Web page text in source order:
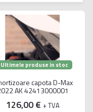
produse in stoc
capota D-Max
AK 42413000001
126,00 € + TVA